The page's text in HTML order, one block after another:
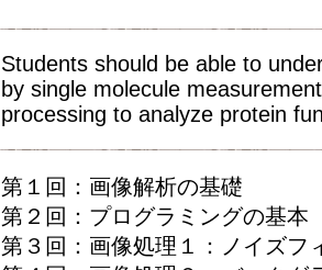
Students should be able to
by single molecule
processing to analyze protein
第１回：画像解析の基礎
第２回：プログラミングの基本
第３回：画像処理１：ノイズフ